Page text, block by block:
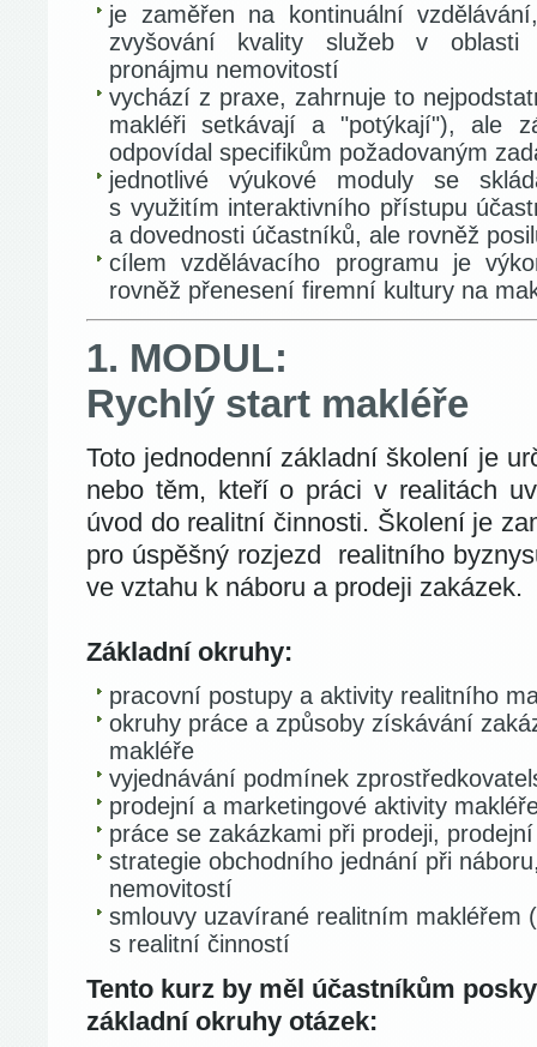
je zaměřen na kontinuální
zvyšování kvality služeb v oblasti
pronájmu nemovitostí
vychází z praxe, zahrnuje to
makléři setkávají a "potýkají"), ale
odpovídal specifikům požadovaným
jednotlivé výukové moduly se
s využitím interaktivního přístupu
a dovednosti účastníků, ale rovněž
cílem vzdělávacího programu je
rovněž přenesení firemní kultury na
1. MODUL:
Rychlý start makléře
Toto jednodenní základní školení je
nebo těm, kteří o práci v realitách
úvod do realitní činnosti. Školení je
pro úspěšný rozjezd realitního
ve vztahu k náboru a prodeji zakázek.
Základní okruhy:
pracovní postupy a aktivity realitního
okruhy práce a způsoby získávání
makléře
vyjednávání podmínek
prodejní a marketingové aktivity
práce se zakázkami při prodeji,
strategie obchodního jednání při
nemovitostí
smlouvy uzavírané realitním makléřem
s realitní činností
Tento kurz by měl účastníkům
základní okruhy otázek: